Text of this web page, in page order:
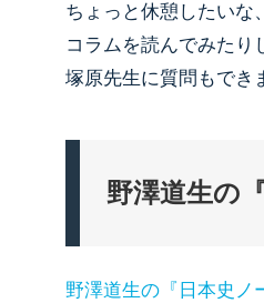
ちょっと休憩したいな
コラムを読んでみたり
塚原先生に質問もでき
野澤道生の
野澤道生の『日本史ノ